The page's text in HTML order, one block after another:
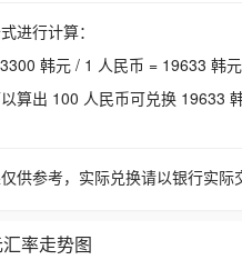
进行计算：
韩元 / 1 人民币 = 19633 韩元
算出 100 人民币可兑换 19633
供参考，实际兑换请以银行实际
率走势图